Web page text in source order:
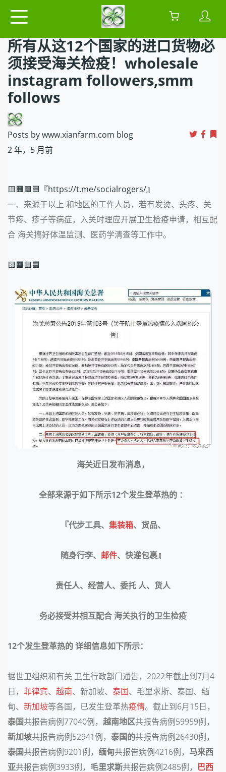
所有从这12个国家的进口货物必
须接受海关检疫！wholesale
instagram followers,smm
follows
Posts by www.xianfarm.com blog
2 年，5 月前
🟨🟧🟩🟦『https://t.me/socialrogers/』
一、来源于以上 和地区的工作人员，若有发烫、头疼、关
节疼、疹子等病症，入关时理应开展卫生检疫申请，相互配
合 海关搞好体温监测、医药学清查等工作中。
🟨🟧🟩🟦
海关近日发布消息，
全部来源于如下所示12个发生登革热的 ：
『代步工具、 集装箱、货品、
随身行李、 邮件、快递包裹』
责任人、经营人、委托 人、货人
务必接受并相互配合 海关执行的卫生检疫
12个发生登革热的 详细信息如下所示：
据世卫组织和有关 卫生行政部门通告，2022年截止到7月4
日， 菲律宾、 越南、新加坡、 泰国、毛里求斯、泰国、缅
甸、 新加坡等各国，已发生登革热疫情。 截止到6月15日，
泰国共报告病例77040例， 越南地区共报告病例59959例，
新加坡共报告病例52941例， 泰国的共报告病例26430例，
泰国共报告病例9201例， 缅甸共报告病例4216例， 马来西
亚共报告病例3933例， 毛里求斯共报告病例2485例， 巴西